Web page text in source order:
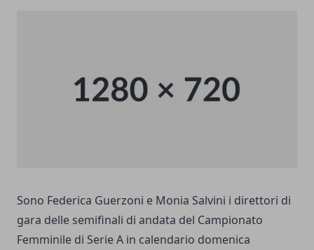
Sono Federica Guerzoni e Monia Salvini i direttori di
gara delle semifinali di andata del Campionato
Femminile di Serie A in calendario domenica